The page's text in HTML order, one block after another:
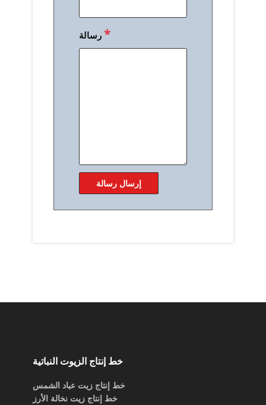
رسالة*
خط إنتاج الزيوت النباتية
خط إنتاج زيت عباد الشمس
خط إنتاج زيت نخالة الأرز